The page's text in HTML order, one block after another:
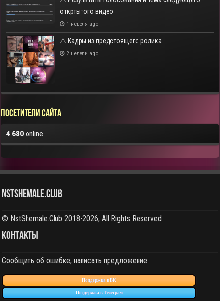
откртытого видео
1 неделя ago
⚠️ Кадры из предстоящего ролика
2 недели ago
Посетители сайта
4 680 online
NstShemale.Club
© NstShemale.Club 2018-2026, All Rights Reserved
КОНТАКТЫ
Сообщить об ошибке, написать предложение:
Поддержка в ВК
Поддержка в Телеграм